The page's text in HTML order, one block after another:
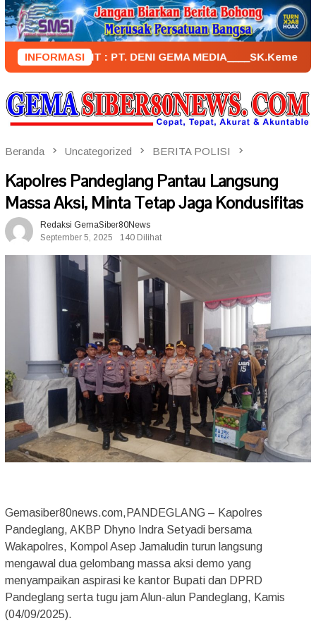
Loncat
ke
konten
INFORMASI
PENERBIT : PT. DENI GEMA
Beranda Uncategorized BERITA POLISI
Kapolres Pandeglang Pantau Langsung
Massa Aksi, Minta Tetap Jaga Kondusifitas
Redaksi GemaSiber80News
September 5, 2025
140 Dilihat
Gemasiber80news.com,PANDEGLANG – Kapolres
Pandeglang, AKBP Dhyno Indra Setyadi bersama
Wakapolres, Kompol Asep Jamaludin turun langsung
mengawal dua gelombang massa aksi demo yang
menyampaikan aspirasi ke kantor Bupati dan DPRD
Pandeglang serta tugu jam Alun-alun Pandeglang, Kamis
(04/09/2025).